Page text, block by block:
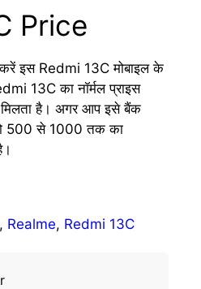
Price
इस Redmi 13C मोबाइल के
13C का नॉर्मल प्राइस
है। अगर आप इसे बैंक
500 से 1000 तक का
, Realme, Redmi 13C